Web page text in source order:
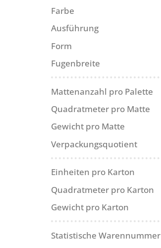
Farbe
Ausführung
Form
Fugenbreite
Mattenanzahl pro Palette
Quadratmeter pro Matte
Gewicht pro Matte
Verpackungsquotient
Einheiten pro Karton
Quadratmeter pro Karton
Gewicht pro Karton
Statistische Warennummer